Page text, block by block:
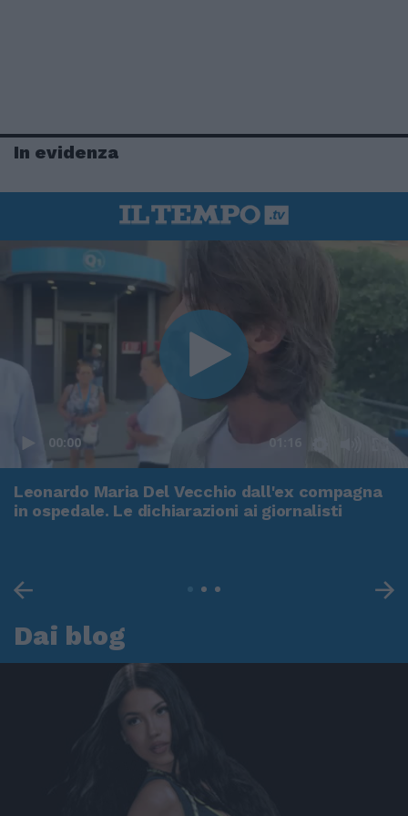
In evidenza
00:00 01:16
Leonardo Maria Del Vecchio dall'ex compagna
in ospedale. Le dichiarazioni ai giornalisti
Dai blog